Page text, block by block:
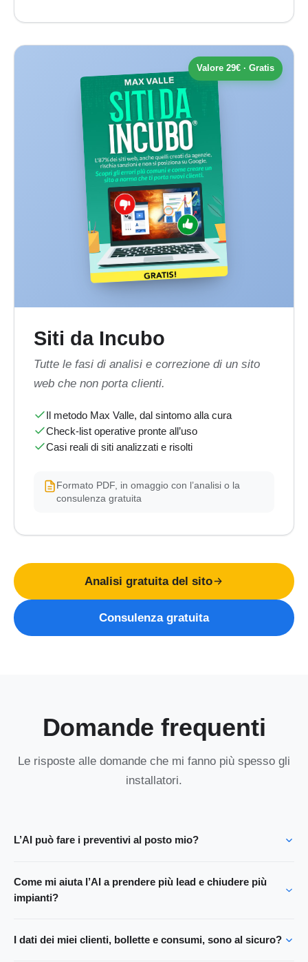
Valore 29€ · Gratis
Siti da Incubo
Tutte le fasi di analisi e correzione di un sito
web che non porta clienti.
Il metodo Max Valle, dal sintomo alla cura
Check-list operative pronte all’uso
Casi reali di siti analizzati e risolti
Formato PDF, in omaggio con l’analisi o la
consulenza gratuita
Analisi gratuita del sito
Consulenza gratuita
Domande frequenti
Le risposte alle domande che mi fanno più spesso gli
installatori.
L’AI può fare i preventivi al posto mio?
Come mi aiuta l’AI a prendere più lead e chiudere più
impianti?
I dati dei miei clienti, bollette e consumi, sono al sicuro?